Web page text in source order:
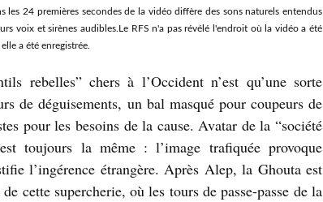
les 24 premières secondes de la vidéo diffère des sons naturels entendus
voix et sirènes audibles.Le RFS n'a pas révélé l'endroit où la vidéo a été
a été enregistrée.
rebelles” chers à l’Occident n’est qu’une sorte
de déguisements, un bal masqué pour coupeurs de
pour les besoins de la cause. Avatar de la “société
toujours la même : l’image trafiquée provoque
l’ingérence étrangère. Après Alep, la Ghouta est
cette supercherie, où les tours de passe-passe de la